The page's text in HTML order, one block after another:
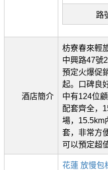
路
酒店簡介
枋寮春來輕
中興路47號
預定火爆促
起。口碑良
中有124位
配套齊全，
場，15.5km
套，非常方
可以預定超
花蓮 放慢包